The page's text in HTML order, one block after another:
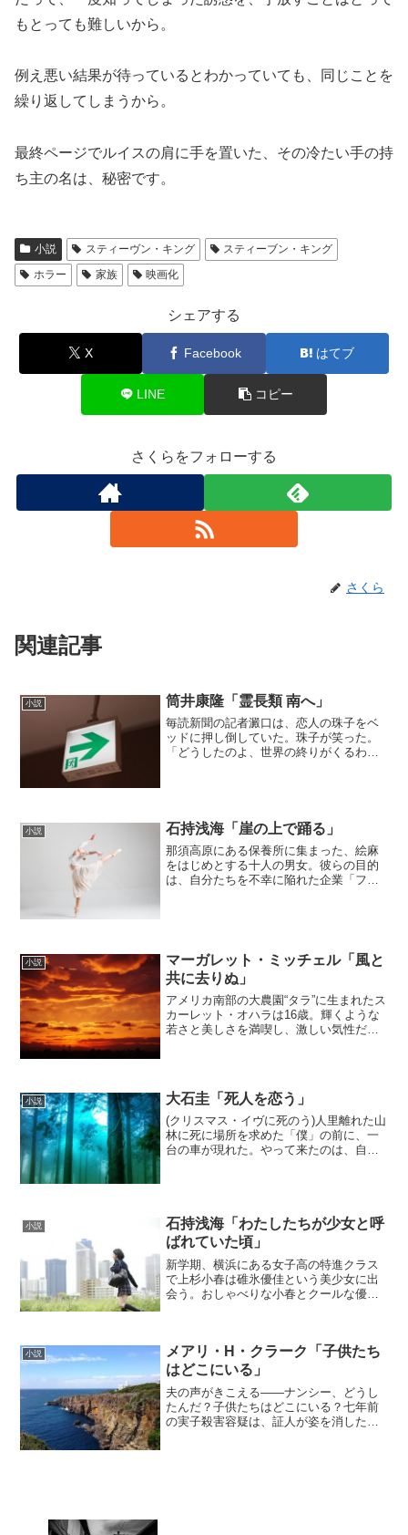
もとっても難しいから。
例え悪い結果が待っているとわかっていても、同じことを
繰り返してしまうから。
最終ページでルイスの肩に手を置いた、その冷たい手の持
ち主の名は、秘密です。
小説 スティーヴン・キング
スティーブン・キング
ホラー
家族 映画化
シェアする
X Facebook はてブ
LINE コピー
さくらをフォローする
さくら
関連記事
小説 筒井康隆「霊長類 南へ」
毎読新聞の記者澱口は、恋人の珠子をベ
ッドに押し倒していた。珠子が笑った。
「どうしたのよ、世界の終りがくるわけ
小説 石持浅海「崖の上で踊る」
那須高原にある保養所に集まった、絵麻
をはじめとする十人の男女。彼らの目的
は、自分たちを不幸に陥れた企業「フウ
小説
マーガレット・ミッチェル「風と
共に去りぬ」
アメリカ南部の大農園“タラ”に生まれたス
カーレット・オハラは16歳。輝くような
若さと美しさを満喫し、激しい気性だが
小説 大石圭「死人を恋う」
(クリスマス・イヴに死のう)人里離れた山
林に死に場所を求めた「僕」の前に、一
台の車が現れた。やって来たのは、自殺
小説
石持浅海「わたしたちが少女と呼
ばれていた頃」
新学期、横浜にある女子高の特進クラス
で上杉小春は碓氷優佳という美少女に出
会う。おしゃべりな小春とクールな優佳
理由があるらしい。だが校則で...
小説
メアリ・H・クラーク「子供たち
はどこにいる」
夫の声がきこえる――ナンシー、どうし
たんだ？子供たちはどこにいる？七年前
の実子殺害容疑は、証人が姿を消したた